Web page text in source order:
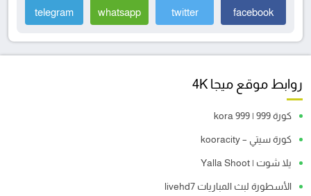
facebook
twitter
whatsapp
telegram
روابط موقع ميجا 4K
كورة 999 | kora 999
كورة سيتي – kooracity
يلا شوت | Yalla Shoot
الأسطورة لبث المباريات livehd7